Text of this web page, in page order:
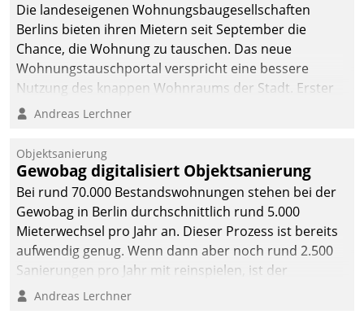
Die landeseigenen Wohnungsbaugesellschaften
Berlins bieten ihren Mietern seit September die
Chance, die Wohnung zu tauschen. Das neue
Wohnungstauschportal verspricht eine bessere
Nutzung des knappen Wohnraums der Stadt. Erster
Anwendungsfall für Datatrains Lösung API-Hub mit
Unternehmen.
Andreas Lerchner
Objektsanierung
Gewobag digitalisiert Objektsanierung
Bei rund 70.000 Bestandswohnungen stehen bei der
Gewobag in Berlin durchschnittlich rund 5.000
Mieterwechsel pro Jahr an. Dieser Prozess ist bereits
aufwendig genug. Wenn dann aber noch rund 2.500
Sanierungen pro Jahr mit reinspielen, ist der
Betreuungs- und Organisationsaufwand immens. Im
Andreas Lerchner